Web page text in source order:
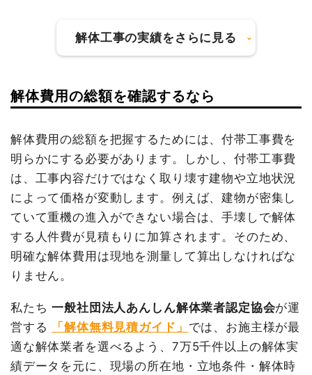
消費税
450,000円
円
坪数 302坪
1,771万円
品名 数量 単価
金額
鉄骨造住宅302坪2階建
て
302坪
38,169
円
11,527,000
円
養生費
292m² 500円
146,000円
外階段撤去
駐車場撤去
1200m² 3,000円
3,600,000
円
ブロック塀撤去
40,000円
看板撤去
1式
184,000円
解体工事の実績をさらに見る
建物の種類/構造 内装解体店舗1階建て
建物解体費用 314万9,000円
総額 430万1,000円
品名 数量 単価
金額
内装解体店舗36坪1階建
て
36坪 87,472円 3,149,000円
土間コンクリート撤去
1式
350,000円
フロンガス撤去
1式
150,000円
看板撤去
1式
10,000円
解体費用の総額を確認するなら
解体費用の総額を把握するためには、付帯工事費を
明らかにする必要があります。しかし、付帯工事費
は、工事内容だけではなく取り壊す建物や立地状況
によって価格が変動します。例えば、建物が密集し
ていて重機の進入ができない場合は、手壊しで解体
する人件費が見積もりに加算されます。そのため、
明確な解体費用は現地を測量して算出しなければな
りません。
私たち一般社団法人あんしん解体業者認定協会が運
営する
「解体無料見積ガイド」 では、お施主様が最
適な解体業者を選べるよう、7万5千件以上の解体実
績データを元に、現場の所在地・立地条件・解体時